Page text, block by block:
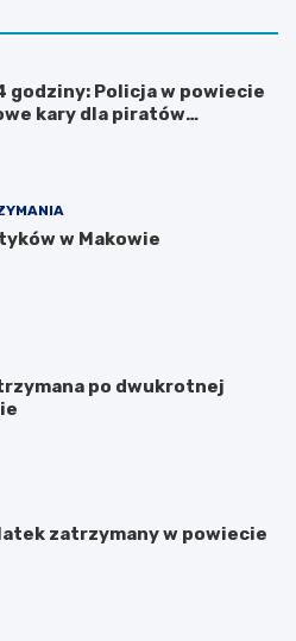
godziny: Policja w powiecie
kary dla piratów
w Makowie
po dwukrotnej
zatrzymany w powiecie